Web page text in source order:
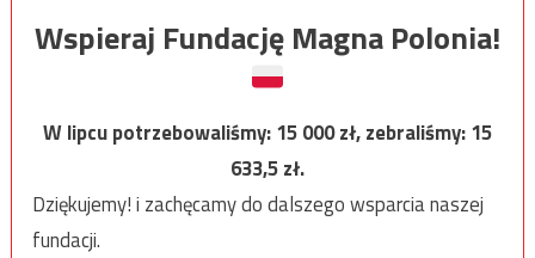
Wspieraj Fundację Magna Polonia!
W lipcu potrzebowaliśmy:15 000zł, zebraliśmy:15
633,5zł.
Dziękujemy! i zachęcamy do dalszego wsparcia naszej
fundacji.